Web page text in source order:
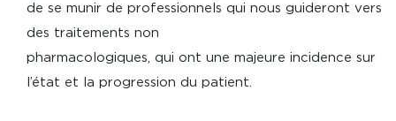
de se munir de professionnels qui nous guideront vers
des traitements non
pharmacologiques, qui ont une majeure incidence sur
l’état et la progression du patient.